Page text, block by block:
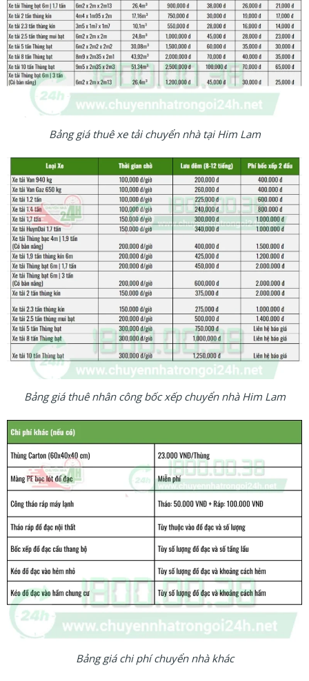
Bảng giá thuê xe tải chuyển nhà tại Him Lam
Bảng giá thuê nhân công bốc xếp chuyển nhà Him Lam
Bảng giá chi phí chuyển nhà khác